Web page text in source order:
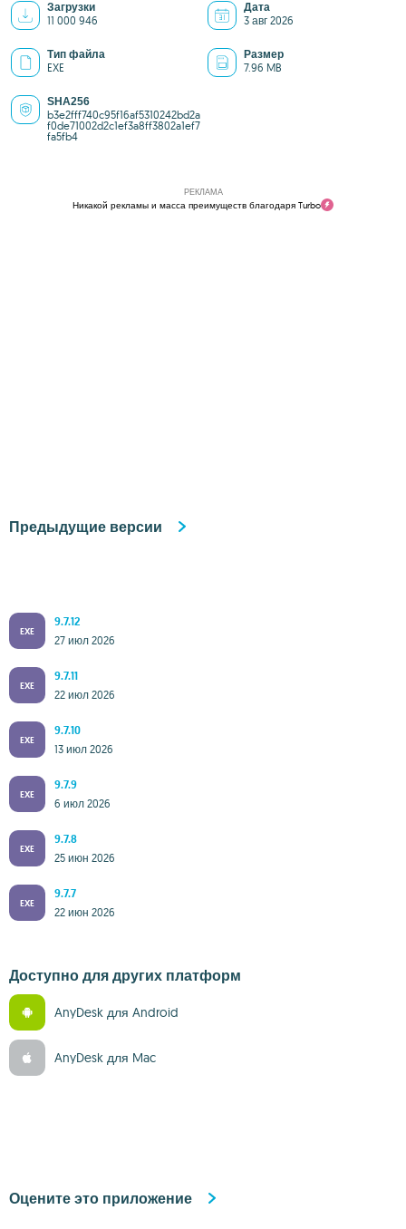
Загрузки
11 000 946
Дата
3 авг 2026
Тип файла
EXE
Размер
7.96 MB
SHA256
b3e2fff740c95f16af5310242bd2a
f0de71002d2c1ef3a8ff3802a1ef7
fa5fb4
РЕКЛАМА
Никакой рекламы и масса преимуществ благодаря Turbo
Предыдущие версии
EXE
9.7.12
27 июл 2026
EXE
9.7.11
22 июл 2026
EXE
9.7.10
13 июл 2026
EXE
9.7.9
6 июл 2026
EXE
9.7.8
25 июн 2026
EXE
9.7.7
22 июн 2026
Доступно для других платформ
AnyDesk для Android
AnyDesk для Mac
Оцените это приложение